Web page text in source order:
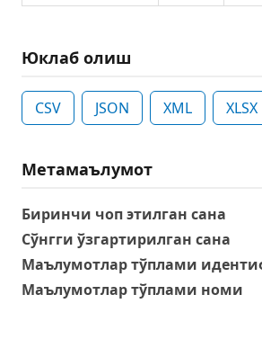
Юклаб олиш
CSV JSON XML XLSX
Метамаълумот
Биринчи чоп этилган сана
Сўнгги ўзгартирилган сана
Маълумотлар тўплами
Маълумотлар тўплами номи